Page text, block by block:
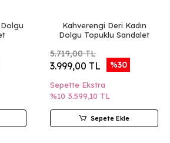
Dolgu
Kahverengi Deri Kadın
Dolgu Topuklu Sandalet
5.719,00 TL
3.999,00 TL %30
Sepette Ekstra
%10 3.599,10 TL
Sepete Ekle